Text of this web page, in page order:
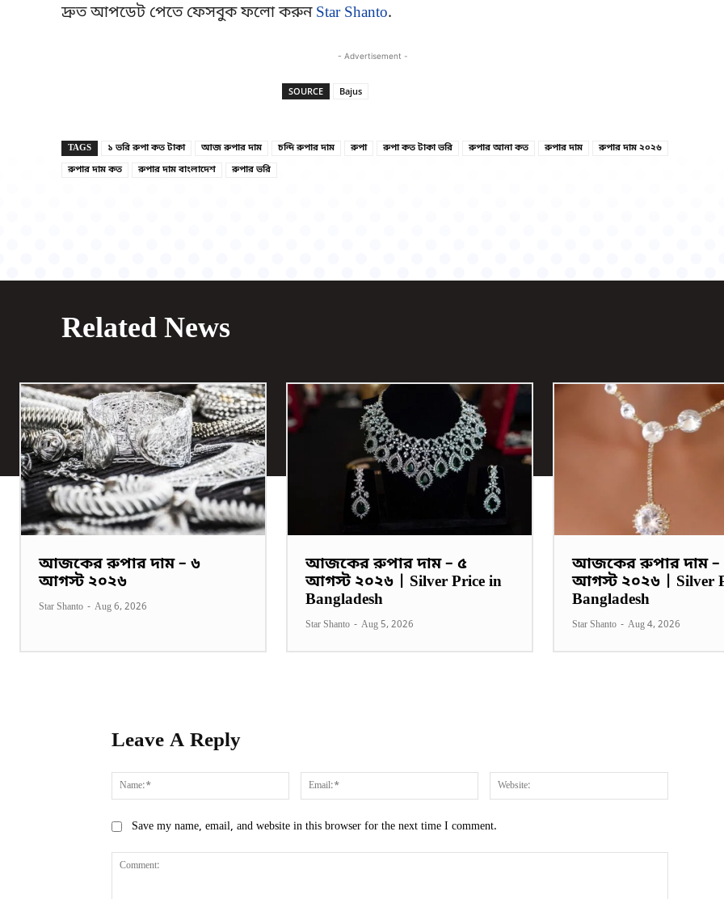
দ্রুত আপডেট পেতে ফেসবুক ফলো করুন Star Shanto.
- Advertisement -
SOURCE Bajus
TAGS ১ ভরি রুপা কত টাকা আজ রুপার দাম চন্দি রুপার দাম রুপা রুপা কত টাকা ভরি রুপার আনা কত রুপার দাম
রুপার দাম ২০২৬
রুপার দাম কত
রুপার দাম বাংলাদেশ রুপার ভরি
Related News
আজকের রুপার দাম – ৬
আগস্ট ২০২৬
Star Shanto - Aug 6, 2026
আজকের রুপার দাম – ৫
আগস্ট ২০২৬ | Silver Price in
Bangladesh
Star Shanto - Aug 5, 2026
আজকের রুপার দাম –
আগস্ট ২০২৬ | Silver
Bangladesh
Star Shanto - Aug 4, 2026
Leave A Reply
Name:* Email:*
Save my name, email, and website in this browser for the next time I comment.